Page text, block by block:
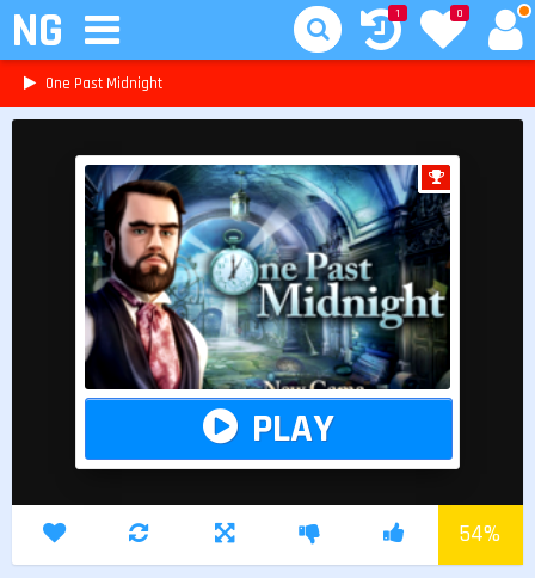
NG 0
1
One Past Midnight
PLAY
54%